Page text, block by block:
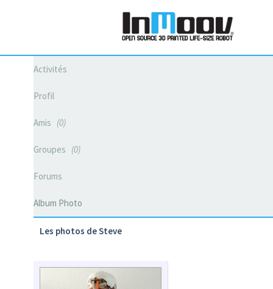
Activités
Profil
Amis 0
Groupes 0
Forums
Album Photo
Les photos de Steve